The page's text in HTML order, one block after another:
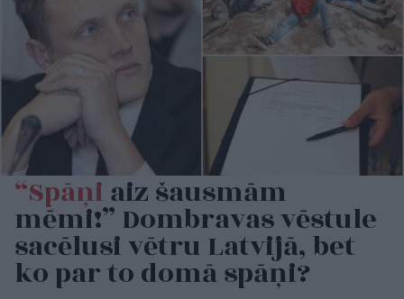
“Spāņiaiz šausmām
mēmi!” Dombravas vēstule
sacēlusi vētru Latvijā, bet
ko par to domā spāņi?